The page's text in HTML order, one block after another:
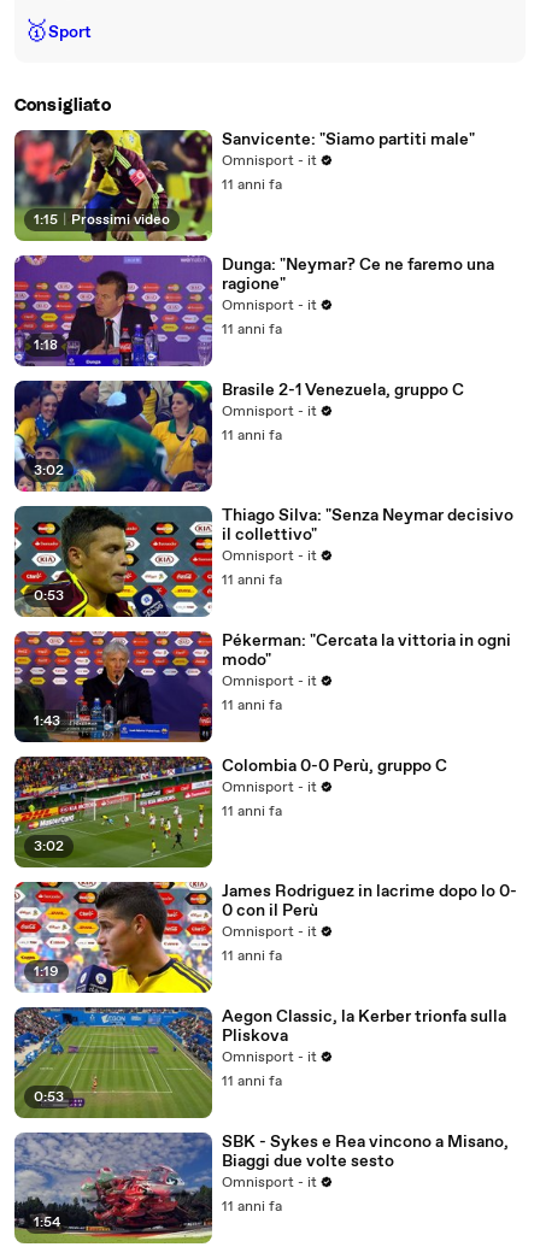
🥇Sport
Consigliato
1:15 Prossimi video
Sanvicente: "Siamo partiti male"
Omnisport - it
11 anni fa
1:18
Dunga: "Neymar? Ce ne faremo una
ragione"
Omnisport - it
11 anni fa
3:02
Brasile 2-1 Venezuela, gruppo C
Omnisport - it
11 anni fa
0:53
Thiago Silva: "Senza Neymar decisivo
il collettivo"
Omnisport - it
11 anni fa
1:43
Pékerman: "Cercata la vittoria in ogni
modo"
Omnisport - it
11 anni fa
3:02
Colombia 0-0 Perù, gruppo C
Omnisport - it
11 anni fa
1:19
James Rodriguez in lacrime dopo lo 0-
0 con il Perù
Omnisport - it
11 anni fa
0:53
Aegon Classic, la Kerber trionfa sulla
Pliskova
Omnisport - it
11 anni fa
1:54
SBK - Sykes e Rea vincono a Misano,
Biaggi due volte sesto
Omnisport - it
11 anni fa